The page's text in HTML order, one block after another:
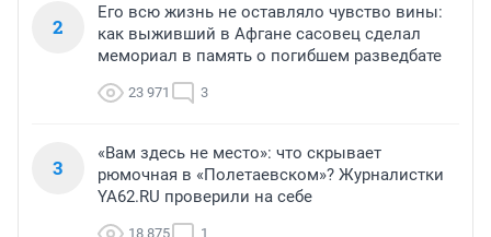
2
Его всю жизнь не оставляло чувство вины:
как выживший в Афгане сасовец сделал
мемориал в память о погибшем разведбате
23 971 3
3
«Вам здесь не место»: что скрывает
рюмочная в «Полетаевском»? Журналистки
YA62.RU проверили на себе
18 875 1